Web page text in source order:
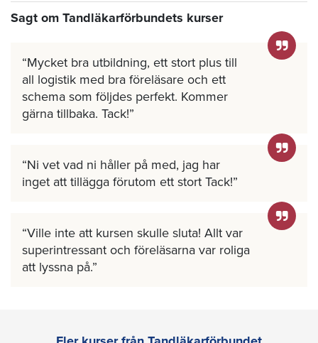
Sagt om Tandläkarförbundets kurser
Mycket bra utbildning, ett stort plus till
all logistik med bra föreläsare och ett
schema som följdes perfekt. Kommer
gärna tillbaka. Tack!
Ni vet vad ni håller på med, jag har
inget att tillägga förutom ett stort Tack!
Ville inte att kursen skulle sluta! Allt var
superintressant och föreläsarna var roliga
att lyssna på.